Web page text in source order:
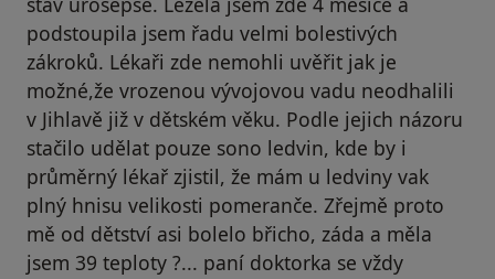
podstoupila jsem řadu velmi bolestivých
zákroků. Lékaři zde nemohli uvěřit jak je
možné,že vrozenou vývojovou vadu neodhalili
v Jihlavě již v dětském věku. Podle jejich názoru
stačilo udělat pouze sono ledvin, kde by i
průměrný lékař zjistil, že mám u ledviny vak
plný hnisu velikosti pomeranče. Zřejmě proto
mě od dětství asi bolelo břicho, záda a měla
jsem 39 teploty ?... paní doktorka se vždy